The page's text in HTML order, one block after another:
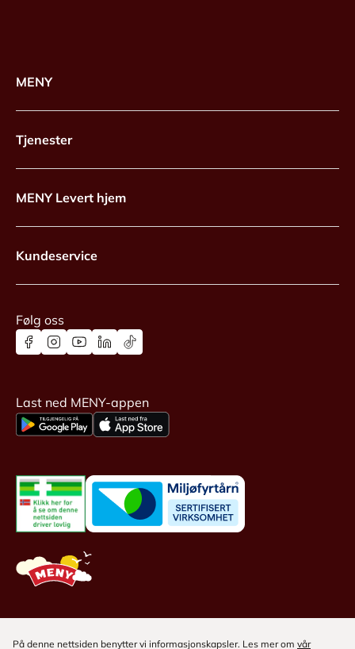
MENY
Tjenester
MENY Levert hjem
Kundeservice
Følg oss
Last ned MENY-appen
På denne nettsiden benytter vi informasjonskapsler. Les mer om vår